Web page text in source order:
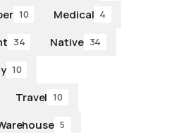
10 Medical 4
34 Native 34
10
Travel 10
5